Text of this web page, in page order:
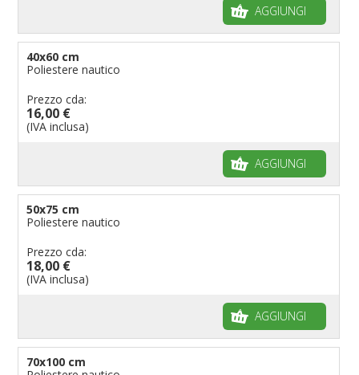
AGGIUNGI
40x60 cm
Poliestere nautico
Prezzo cda:
16,00 €
(IVA inclusa)
AGGIUNGI
50x75 cm
Poliestere nautico
Prezzo cda:
18,00 €
(IVA inclusa)
AGGIUNGI
70x100 cm